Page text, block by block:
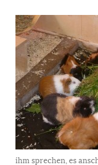
ihm sprechen, es